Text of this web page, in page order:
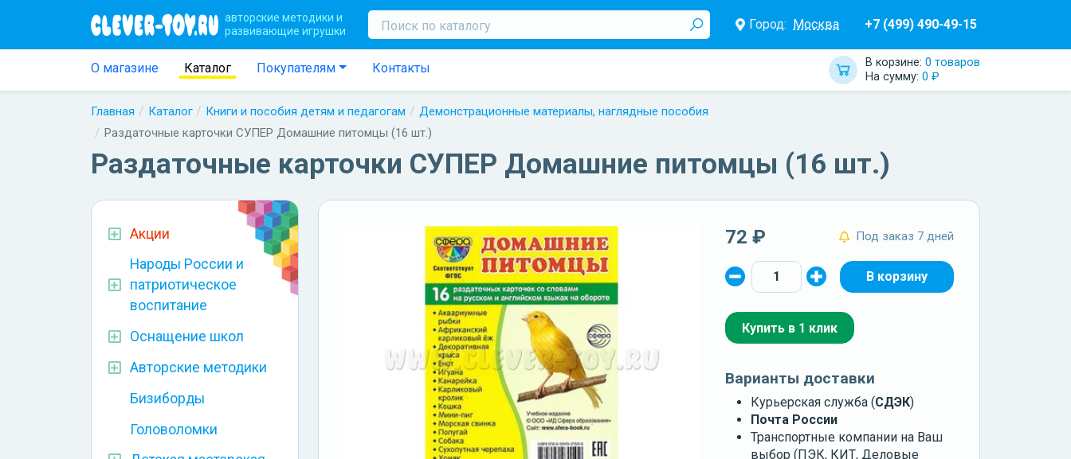
авторские методики и
развивающие игрушки
Город: Москва +7 (499) 490-49-15
О магазине Каталог Покупателям Контакты В корзине: 0 товаров
На сумму: 0 ₽
Главная Каталог Книги и пособия детям и педагогам
Демонстрационные материалы, наглядные пособия
Раздаточные карточки СУПЕР Домашние питомцы (16 шт.)
Раздаточные карточки СУПЕР Домашние питомцы (16 шт.)
Акции
Народы России и
патриотическое
воспитание
Оснащение школ
Авторские методики
Бизиборды
Головоломки
72 ₽ Под заказ 7 дней
Купить в 1 клик
Варианты доставки
Курьерская служба (СДЭК)
Почта России
Транспортные компании на Ваш
выбор (ПЭК, КИТ, Деловые